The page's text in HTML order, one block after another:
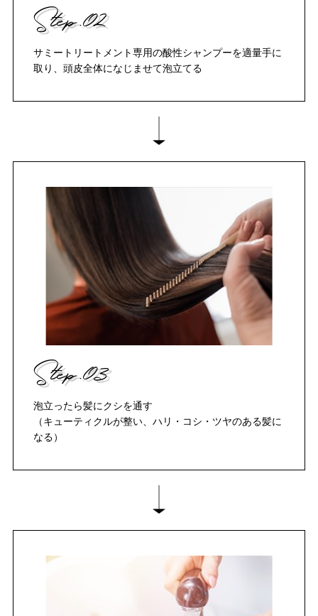
Step.02
サミートリートメント専用の酸性シャンプーを適量手に
取り、頭皮全体になじませて泡立てる
Step.03
泡立ったら髪にクシを通す
（キューティクルが整い、ハリ・コシ・ツヤのある髪に
なる）